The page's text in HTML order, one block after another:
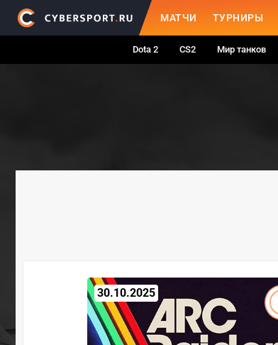
МАТЧИ ТУРНИРЫ
Dota 2 CS2 Мир танков
30.10.2025